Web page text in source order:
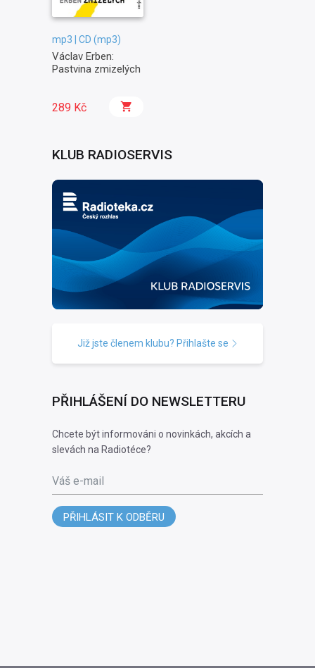
mp3 | CD (mp3)
Václav Erben:
Pastvina zmizelých
289 Kč
KLUB RADIOSERVIS
Již jste členem klubu? Přihlašte se
PŘIHLÁŠENÍ DO NEWSLETTERU
Chcete být informováni o novinkách, akcích a
slevách na Radiotéce?
Váš e-mail
PŘIHLÁSIT K ODBĚRU